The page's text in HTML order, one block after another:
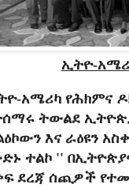
ኢትዮ-
አሜሪካ የሕክምና
ትውልደ
እና ራዕዩን
ተልኮ ''
ደረጃ ሰጪዎች